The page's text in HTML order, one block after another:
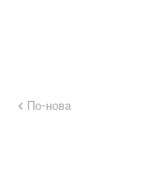
По-нова